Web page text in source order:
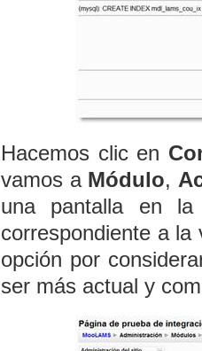
Hacemos clic en
vamos a Módulo,
una pantalla en
correspondiente a
opción por
ser más actual y